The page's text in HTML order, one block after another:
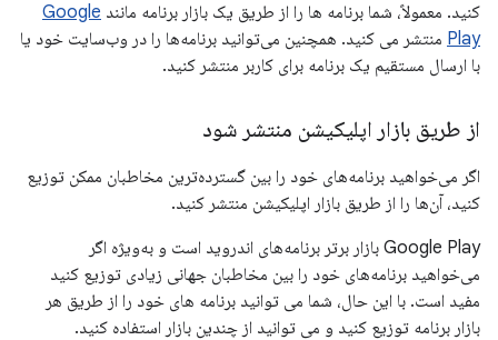
کنید. معمولاً، شما برنامه ها را از طریق یک بازار برنامه مانند Google
Play منتشر می کنید. همچنین می‌توانید برنامه‌ها را در وب‌سایت خود یا
با ارسال مستقیم یک برنامه برای کاربر منتشر کنید.
از طریق بازار اپلیکیشن منتشر شود
اگر می‌خواهید برنامه‌های خود را بین گسترده‌ترین مخاطبان ممکن توزیع
کنید، آن‌ها را از طریق بازار اپلیکیشن منتشر کنید.
Google Play بازار برتر برنامه‌های اندروید است و به‌ویژه اگر
می‌خواهید برنامه‌های خود را بین مخاطبان جهانی زیادی توزیع کنید
مفید است. با این حال، شما می توانید برنامه های خود را از طریق هر
بازار برنامه توزیع کنید و می توانید از چندین بازار استفاده کنید.